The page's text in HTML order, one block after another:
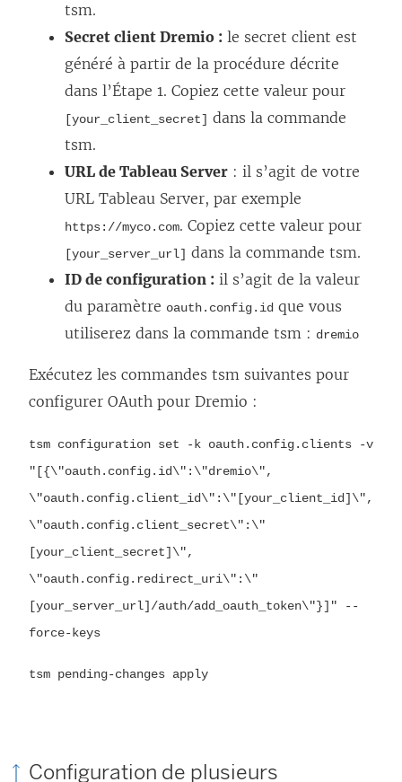
e
tsm.
Secret client Dremio : le secret client est
généré à partir de la procédure décrite
dans l’Étape 1. Copiez cette valeur pour
[your_client_secret] dans la commande
tsm.
URL de Tableau Server : il s’agit de votre
URL Tableau Server, par exemple
https://myco.com. Copiez cette valeur pour
[your_server_url] dans la commande tsm.
ID de configuration : il s’agit de la valeur
du paramètre oauth.config.id que vous
utiliserez dans la commande tsm : dremio
Exécutez les commandes tsm suivantes pour
configurer OAuth pour Dremio :
tsm configuration set -k oauth.config.clients -v
"[{\"oauth.config.id\":\"dremio\",
\"oauth.config.client_id\":\"[your_client_id]\",
\"oauth.config.client_secret\":\"
[your_client_secret]\",
\"oauth.config.redirect_uri\":\"
[your_server_url]/auth/add_oauth_token\"}]" --
force-keys
tsm pending-changes apply
Configuration de plusieurs